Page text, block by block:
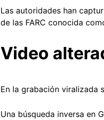
Las autoridades han
de las FARC conocida
Video
En la grabación viralizada
Una búsqueda inversa en